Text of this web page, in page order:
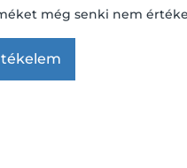
még senki nem